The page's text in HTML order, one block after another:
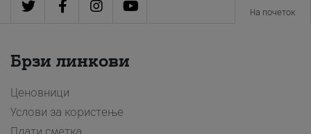
На почеток
Брзи линкови
Ценовници
Услови за користење